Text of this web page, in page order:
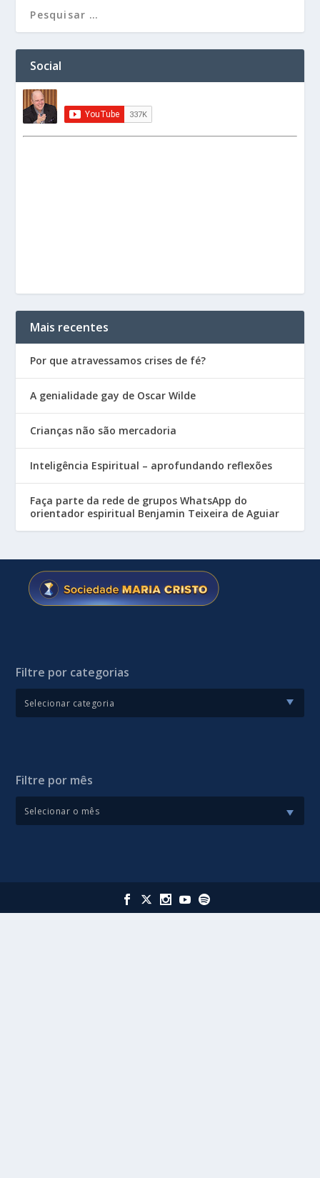
Social
Mais recentes
Por que atravessamos crises de fé?
A genialidade gay de Oscar Wilde
Crianças não são mercadoria
Inteligência Espiritual – aprofundando reflexões
Faça parte da rede de grupos WhatsApp do
orientador espiritual Benjamin Teixeira de Aguiar
Filtre por categorias
Filtre por mês